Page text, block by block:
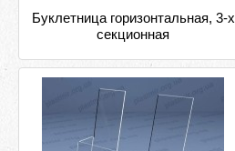
Буклетница горизонтальная, 3-х
секционная